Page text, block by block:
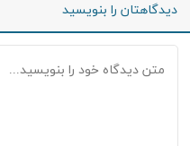
دیدگاهتان را بنویسید